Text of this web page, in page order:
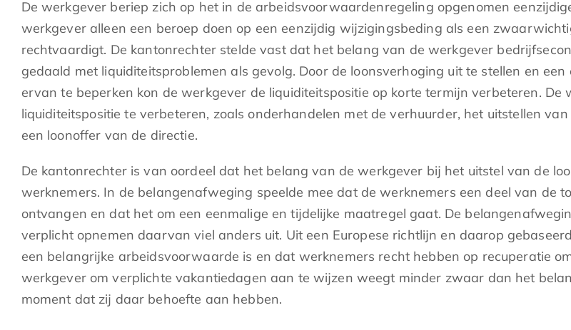
De werkgever beriep zich op het in de arbeidsvoorwaardenregeling opgenomen
werkgever alleen een beroep doen op een eenzijdig wijzigingsbeding als een
rechtvaardigt. De kantonrechter stelde vast dat het belang van de werkgever
gedaald met liquiditeitsproblemen als gevolg. Door de loonsverhoging uit te stellen en
ervan te beperken kon de werkgever de liquiditeitspositie op korte termijn verbeteren.
liquiditeitspositie te verbeteren, zoals onderhandelen met de verhuurder, het uitstellen
een loonoffer van de directie.
De kantonrechter is van oordeel dat het belang van de werkgever bij het uitstel van de
werknemers. In de belangenafweging speelde mee dat de werknemers een deel van de
ontvangen en dat het om een eenmalige en tijdelijke maatregel gaat. De
verplicht opnemen daarvan viel anders uit. Uit een Europese richtlijn en daarop
een belangrijke arbeidsvoorwaarde is en dat werknemers recht hebben op recuperatie
werkgever om verplichte vakantiedagen aan te wijzen weegt minder zwaar dan het
moment dat zij daar behoefte aan hebben.